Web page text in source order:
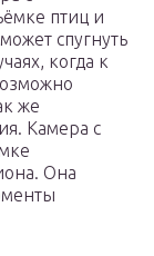
птиц и
спугнуть
когда к
же
Камера с
Она